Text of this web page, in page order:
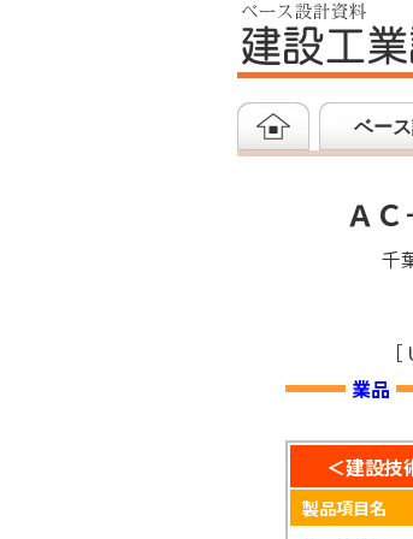
ベー
Ａ
千
［
業品
＜建設技
製品項目名